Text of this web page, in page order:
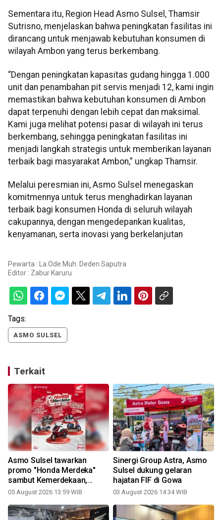
Sementara itu, Region Head Asmo Sulsel, Thamsir
Sutrisno, menjelaskan bahwa peningkatan fasilitas ini
dirancang untuk menjawab kebutuhan konsumen di
wilayah Ambon yang terus berkembang.
“Dengan peningkatan kapasitas gudang hingga 1.000
unit dan penambahan pit servis menjadi 12, kami ingin
memastikan bahwa kebutuhan konsumen di Ambon
dapat terpenuhi dengan lebih cepat dan maksimal.
Kami juga melihat potensi pasar di wilayah ini terus
berkembang, sehingga peningkatan fasilitas ini
menjadi langkah strategis untuk memberikan layanan
terbaik bagi masyarakat Ambon,” ungkap Thamsir.
Melalui peresmian ini, Asmo Sulsel menegaskan
komitmennya untuk terus menghadirkan layanan
terbaik bagi konsumen Honda di seluruh wilayah
cakupannya, dengan mengedepankan kualitas,
kenyamanan, serta inovasi yang berkelanjutan
Pewarta : La Ode Muh. Deden Saputra
Editor : Zabur Karuru
Tags:
ASMO SULSEL
Terkait
Asmo Sulsel tawarkan
promo "Honda Merdeka"
sambut Kemerdekaan,
hemat hingga Rp8 juta
05 August 2026 13:59 WIB
Sinergi Group Astra, Asmo
Sulsel dukung gelaran
hajatan FIF di Gowa
03 August 2026 14:34 WIB